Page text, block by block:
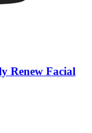
Renew Facial